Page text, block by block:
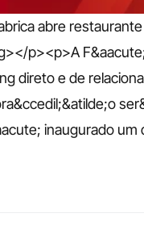
abre
p><p>A
direto e de
inaugurado um